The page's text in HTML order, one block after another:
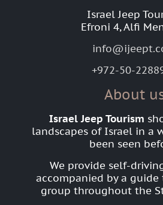
Israel Jeep
Efroni 4, Alfi
+972-50-
About
Israel Jeep Tourism
landscapes of Israel in a
been seen
We provide self-
accompanied by a
group throughout the